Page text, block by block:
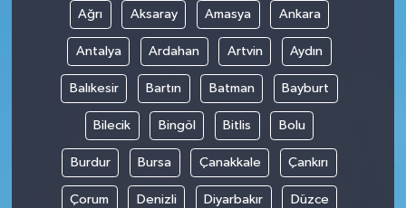
Ağrı Aksaray Amasya Ankara
Antalya Ardahan Artvin Aydın
Balıkesir Bartın Batman Bayburt
Bilecik Bingöl Bitlis Bolu
Burdur Bursa Çanakkale Çankırı
Çorum Denizli Diyarbakır Düzce